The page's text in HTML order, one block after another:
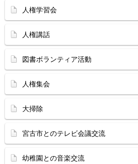
人権学習会
人権講話
図書ボランティア活動
人権集会
大掃除
宮古市とのテレビ会議交流
幼稚園との音楽交流